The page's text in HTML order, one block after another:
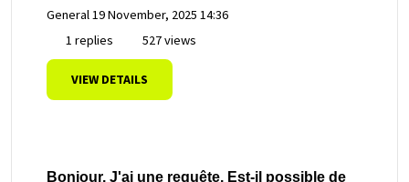
General19 November, 2025 14:36
1 replies
527 views
VIEW DETAILS
Bonjour. J'ai une requête. Est-il possible de